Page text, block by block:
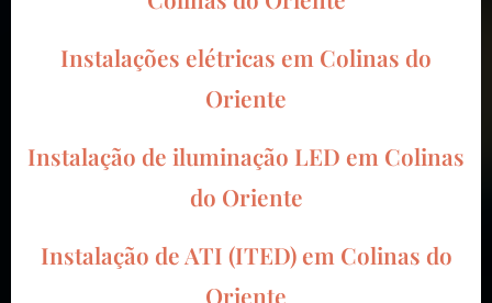
Instalações elétricas em Colinas do
Oriente
Instalação de iluminação LED em Colinas
do Oriente
Instalação de ATI (ITED) em Colinas do
Oriente